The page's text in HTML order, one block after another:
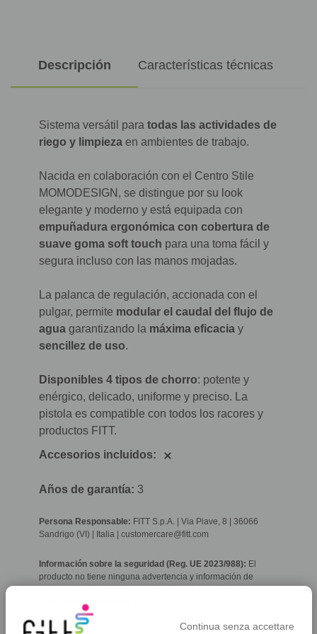
Continua senza accettare
Descripción Características técnicas
Sistema versátil para todas las actividades de
riego y limpieza en ambientes de trabajo.
Nacida en colaboración con el Centro Stile
MOMODESIGN, se distingue por su look
elegante y moderno y está equipada con
empuñadura ergonómica con cobertura de
suave goma soft touch para una toma fácil y
segura incluso con las manos mojadas.
La palanca de regulación, accionada con el
pulgar, permite modular el caudal del flujo de
agua garantizando la máxima eficacia y
sencillez de uso.
Disponibles 4 tipos de chorro: potente y
enérgico, delicado, uniforme y preciso. La
pistola es compatible con todos los racores y
productos FITT.
Accesorios incluidos:
Años de garantía: 3
Persona Responsable: FITT S.p.A. | Via Piave, 8 | 36066
Sandrigo (VI) | Italia | customercare@fitt.com
Información sobre la seguridad (Reg. UE 2023/988): El
producto no tiene ninguna advertencia y información de
seguridad, ya que puede ser utilizado de forma segura y
como se pretende sin ella.